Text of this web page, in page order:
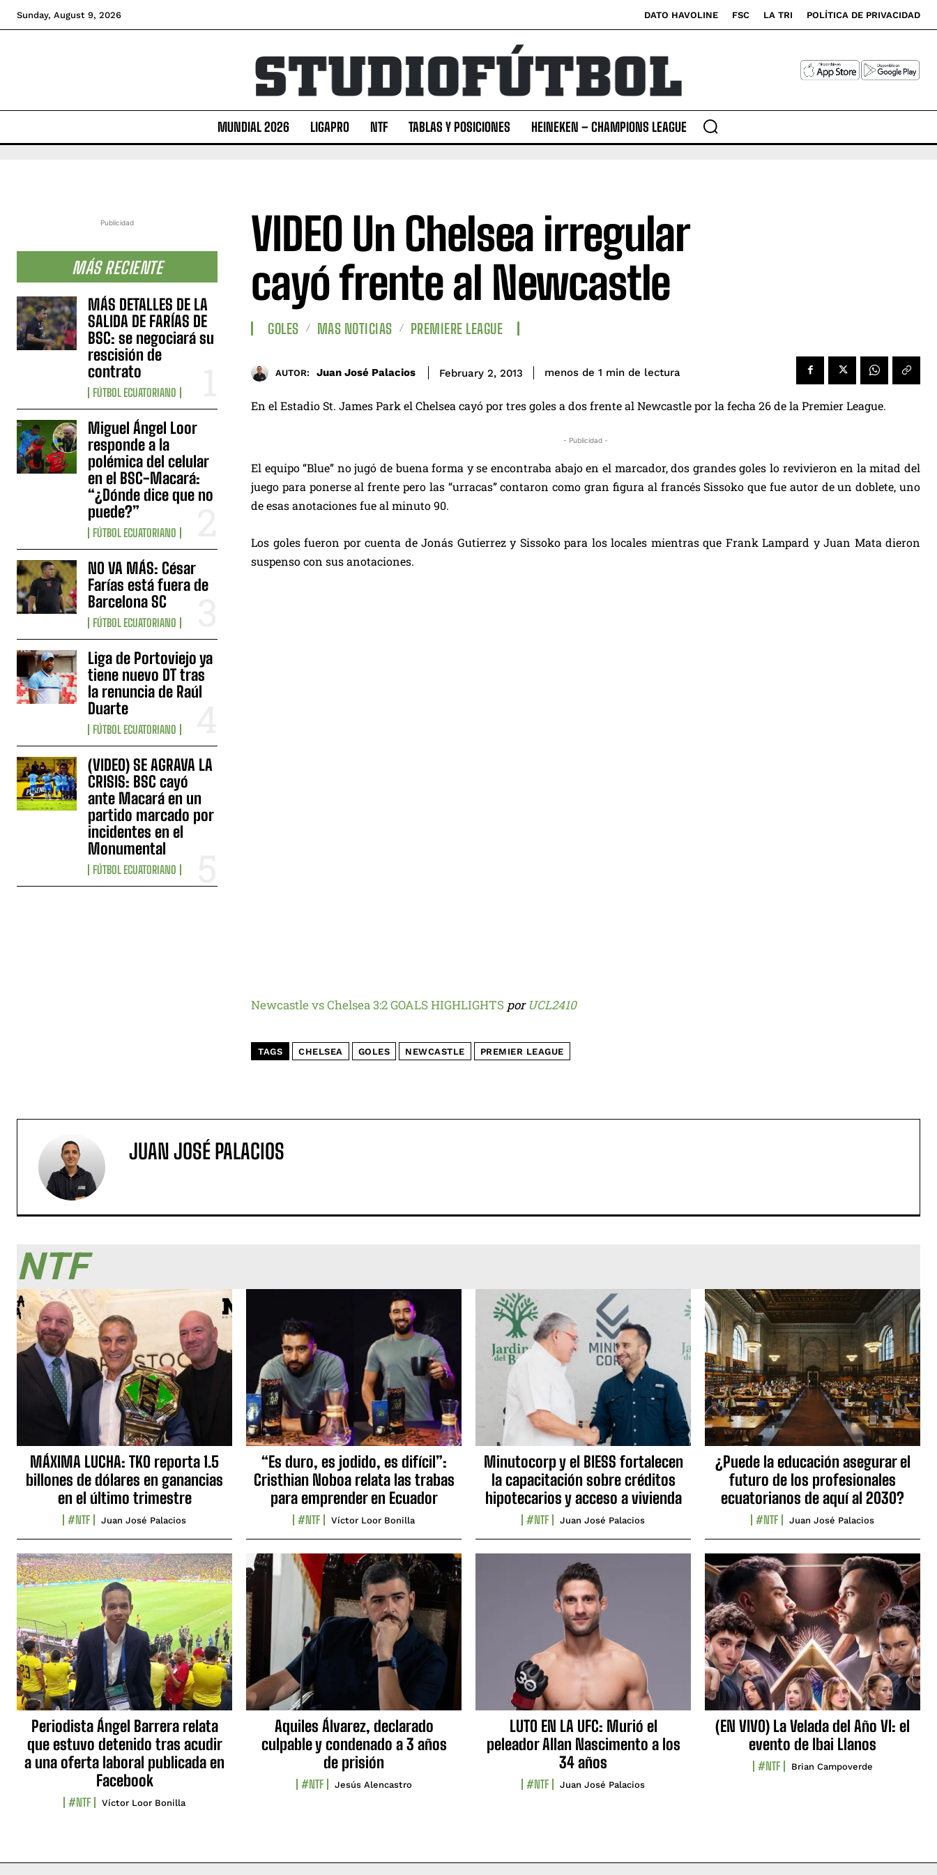
Sunday, August 9, 2026 DATO HAVOLINE FSC LA TRI POLÍTICA DE PRIVACIDAD
MUNDIAL 2026 LIGAPRO NTF TABLAS Y POSICIONES HEINEKEN – CHAMPIONS LEAGUE
Publicidad
MÁS RECIENTE
MÁS DETALLES DE LA
SALIDA DE FARÍAS DE
BSC: se negociará su
rescisión de
contrato
FÚTBOL ECUATORIANO
Miguel Ángel Loor
responde a la
polémica del celular
en el BSC-Macará:
“¿Dónde dice que no
puede?”
FÚTBOL ECUATORIANO
NO VA MÁS: César
Farías está fuera de
Barcelona SC
FÚTBOL ECUATORIANO
Liga de Portoviejo ya
tiene nuevo DT tras
la renuncia de Raúl
Duarte
FÚTBOL ECUATORIANO
(VIDEO) SE AGRAVA LA
CRISIS: BSC cayó
ante Macará en un
partido marcado por
incidentes en el
Monumental
FÚTBOL ECUATORIANO
VIDEO Un Chelsea irregular
cayó frente al Newcastle
GOLES MAS NOTICIAS PREMIERE LEAGUE
AUTOR: Juan José Palacios February 2, 2013 menos de 1 min de lectura
En el Estadio St. James Park el Chelsea cayó por tres goles a dos frente al Newcastle por la fecha 26 de la Premier League.
- Publicidad -
El equipo “Blue” no jugó de buena forma y se encontraba abajo en el marcador, dos grandes goles lo revivieron en la mitad del
juego para ponerse al frente pero las “urracas” contaron como gran figura al francés Sissoko que fue autor de un doblete, uno
de esas anotaciones fue al minuto 90.
Los goles fueron por cuenta de Jonás Gutierrez y Sissoko para los locales mientras que Frank Lampard y Juan Mata dieron
suspenso con sus anotaciones.
Newcastle vs Chelsea 3:2 GOALS HIGHLIGHTS porUCL2410
TAGS CHELSEA GOLES NEWCASTLE PREMIER LEAGUE
JUAN JOSÉ PALACIOS
NTF
MÁXIMA LUCHA: TKO reporta 1.5
billones de dólares en ganancias
en el último trimestre
#NTF Juan José Palacios
“Es duro, es jodido, es difícil”:
Cristhian Noboa relata las trabas
para emprender en Ecuador
#NTF Víctor Loor Bonilla
Minutocorp y el BIESS fortalecen
la capacitación sobre créditos
hipotecarios y acceso a vivienda
#NTF Juan José Palacios
¿Puede la educación asegurar el
futuro de los profesionales
ecuatorianos de aquí al 2030?
#NTF Juan José Palacios
Periodista Ángel Barrera relata
que estuvo detenido tras acudir
a una oferta laboral publicada en
Facebook
#NTF Víctor Loor Bonilla
Aquiles Álvarez, declarado
culpable y condenado a 3 años
de prisión
#NTF Jesús Alencastro
LUTO EN LA UFC: Murió el
peleador Allan Nascimento a los
34 años
#NTF Juan José Palacios
(EN VIVO) La Velada del Año VI: el
evento de Ibai Llanos
#NTF Brian Campoverde